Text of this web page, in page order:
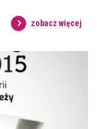
zobacz więcej